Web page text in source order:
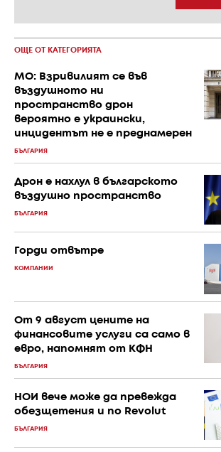
ОЩЕ ОТ КАТЕГОРИЯТА
МО: Взривилият се във
въздушното ни
пространство дрон
вероятно е украински,
инцидентът не е преднамерен
БЪЛГАРИЯ
Дрон е нахлул в българското
въздушно пространство
БЪЛГАРИЯ
Горди отвътре
КОМПАНИИ
От 9 август цените на
финансовите услуги са само в
евро, напомнят от КФН
БЪЛГАРИЯ
НОИ вече може да превежда
обезщетения и по Revolut
БЪЛГАРИЯ